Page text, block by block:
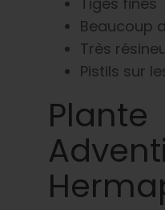
Beaucoup
Très
Pistils sur
Plante